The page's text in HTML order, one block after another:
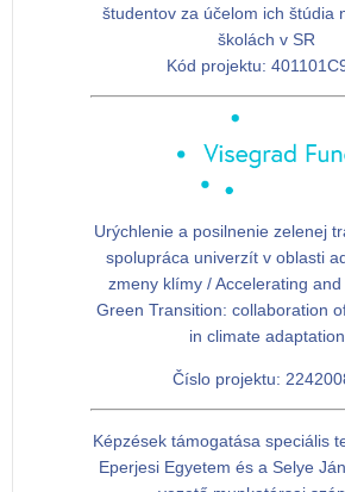
študentov za účelom ich štúdia
školách v SR
Kód projektu:
Urýchlenie a posilnenie zelenej
spolupráca univerzít v oblasti
zmeny klímy / Accelerating
Green Transition: collaboration
in climate adaptation
Číslo projektu:
Képzések támogatása speciális
Eperjesi Egyetem és a Selye